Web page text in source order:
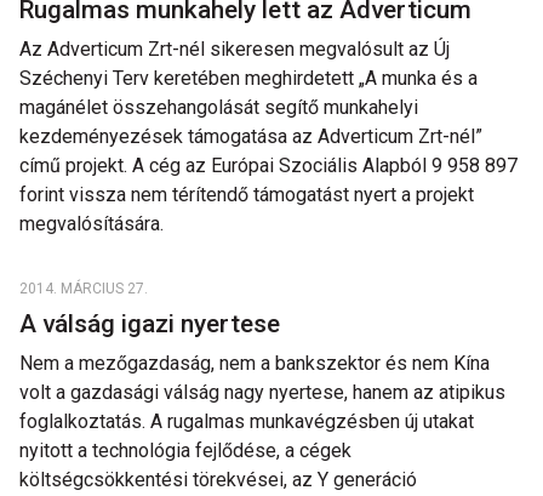
Rugalmas munkahely lett az Adverticum
Az Adverticum Zrt-nél sikeresen megvalósult az Új
Széchenyi Terv keretében meghirdetett „A munka és a
magánélet összehangolását segítő munkahelyi
kezdeményezések támogatása az Adverticum Zrt-nél”
című projekt. A cég az Európai Szociális Alapból 9 958 897
forint vissza nem térítendő támogatást nyert a projekt
megvalósítására.
2014. MÁRCIUS 27.
A válság igazi nyertese
Nem a mezőgazdaság, nem a bankszektor és nem Kína
volt a gazdasági válság nagy nyertese, hanem az atipikus
foglalkoztatás. A rugalmas munkavégzésben új utakat
nyitott a technológia fejlődése, a cégek
költségcsökkentési törekvései, az Y generáció